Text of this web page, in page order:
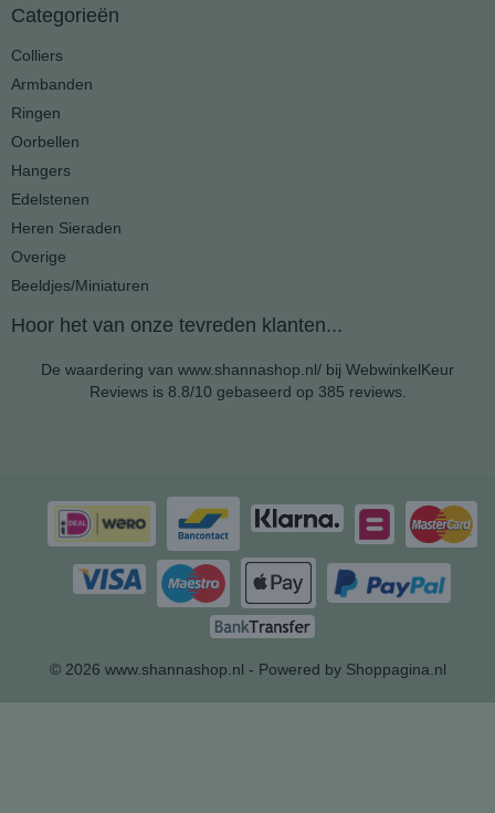
Categorieën
Colliers
Armbanden
Ringen
Oorbellen
Hangers
Edelstenen
Heren Sieraden
Overige
Beeldjes/Miniaturen
Hoor het van onze tevreden klanten...
De waardering van www.shannashop.nl/ bij WebwinkelKeur
Reviewsis 8.8/10 gebaseerd op 385 reviews.
© 2026 www.shannashop.nl - Powered by Shoppagina.nl